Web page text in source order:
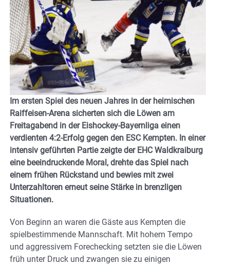
Im ersten Spiel des neuen Jahres in der heimischen
Raiffeisen-Arena sicherten sich die Löwen am
Freitagabend in der Eishockey-Bayernliga einen
verdienten 4:2-Erfolg gegen den ESC Kempten. In einer
intensiv geführten Partie zeigte der EHC Waldkraiburg
eine beeindruckende Moral, drehte das Spiel nach
einem frühen Rückstand und bewies mit zwei
Unterzahltoren erneut seine Stärke in brenzligen
Situationen.
Von Beginn an waren die Gäste aus Kempten die
spielbestimmende Mannschaft. Mit hohem Tempo
und aggressivem Forechecking setzten sie die Löwen
früh unter Druck und zwangen sie zu einigen